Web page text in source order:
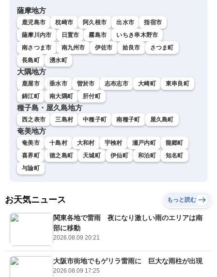
薩摩地方
鹿児島市 枕崎市 阿久根市 出水市
指宿市
薩摩川内市
日置市 霧島市
いちき串木野市
南さつま市
南九州市 伊佐市 姶良市
さつま町
長島町
湧水町
大隅地方
鹿屋市 垂水市 曽於市 志布志市 大崎町
東串良町
錦江町
南大隅町 肝付町
種子島・屋久島地方
西之表市 三島村 中種子町 南種子町 屋久島町
奄美地方
奄美市 十島村 大和村 宇検村 瀬戸内町
龍郷町
喜界町
徳之島町 天城町 伊仙町 和泊町
知名町
与論町
お天気ニュース もっと読む
関東各地で雷雨 夜になり激しい雨のエリアは南
部に移動
2026.08.09 20:21
大阪市街地でもゲリラ雷雨に 巨大な雨柱が出現
2026.08.09 17:25